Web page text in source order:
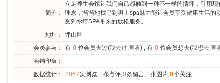
简介：
立足养生会馆让我们自己感触到一种不一样的情怀，引用
理念，渐渐地找寻到男士spa魅力能让会员享受健康生活的
受到水疗SPA带来的放松服务。
地址：
坪山区
会员参与：
有 0 位会员去过(我去过,查看) , 有 0 位会员想去(我想去,查
商铺印象：
数据统计：
2067 次浏览,1条点评,0条留言,1张图片,0个关注